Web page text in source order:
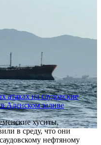
на саудовские
Аденском заливе
хуситы,
в среду, что они
нефтяному